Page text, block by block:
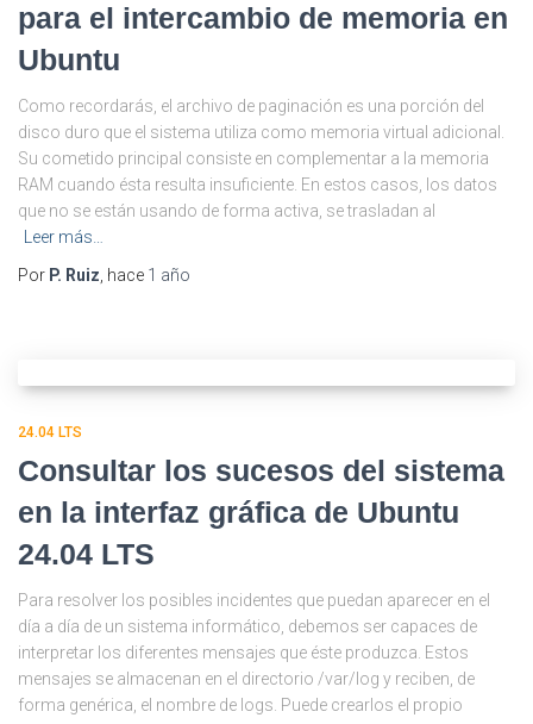
para el intercambio de memoria en
Ubuntu
Como recordarás, el archivo de paginación es una porción del
disco duro que el sistema utiliza como memoria virtual adicional.
Su cometido principal consiste en complementar a la memoria
RAM cuando ésta resulta insuficiente. En estos casos, los datos
que no se están usando de forma activa, se trasladan al
Leer más…
Por P. Ruiz, hace 1 año
24.04 LTS
Consultar los sucesos del sistema
en la interfaz gráfica de Ubuntu
24.04 LTS
Para resolver los posibles incidentes que puedan aparecer en el
día a día de un sistema informático, debemos ser capaces de
interpretar los diferentes mensajes que éste produzca. Estos
mensajes se almacenan en el directorio /var/log y reciben, de
forma genérica, el nombre de logs. Puede crearlos el propio